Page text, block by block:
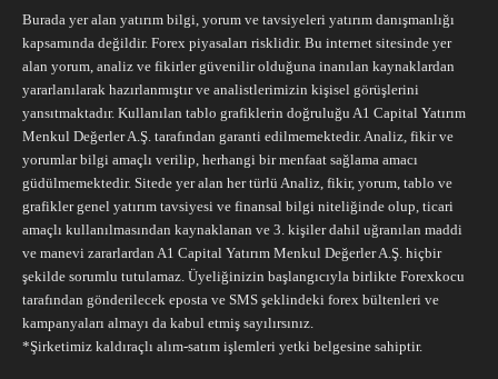
Burada yer alan yatırım bilgi, yorum ve tavsiyeleri yatırım danışmanlığı
kapsamında değildir. Forex piyasaları risklidir. Bu internet sitesinde yer
alan yorum, analiz ve fikirler güvenilir olduğuna inanılan kaynaklardan
yararlanılarak hazırlanmıştır ve analistlerimizin kişisel görüşlerini
yansıtmaktadır. Kullanılan tablo grafiklerin doğruluğu A1 Capital Yatırım
Menkul Değerler A.Ş. tarafından garanti edilmemektedir. Analiz, fikir ve
yorumlar bilgi amaçlı verilip, herhangi bir menfaat sağlama amacı
güdülmemektedir. Sitede yer alan her türlü Analiz, fikir, yorum, tablo ve
grafikler genel yatırım tavsiyesi ve finansal bilgi niteliğinde olup, ticari
amaçlı kullanılmasından kaynaklanan ve 3. kişiler dahil uğranılan maddi
ve manevi zararlardan A1 Capital Yatırım Menkul Değerler A.Ş. hiçbir
şekilde sorumlu tutulamaz. Üyeliğinizin başlangıcıyla birlikte Forexkocu
tarafından gönderilecek eposta ve SMS şeklindeki forex bültenleri ve
kampanyaları almayı da kabul etmiş sayılırsınız.
*Şirketimiz kaldıraçlı alım-satım işlemleri yetki belgesine sahiptir.